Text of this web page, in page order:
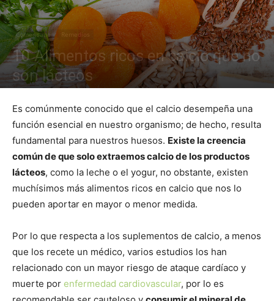
Comer sano Remedios
10 Alimentos ricos en calcio que no
son lácteos
Es comúnmente conocido que el calcio desempeña una
función esencial en nuestro organismo; de hecho, resulta
fundamental para nuestros huesos. Existe la creencia
común de que solo extraemos calcio de los productos
lácteos, como la leche o el yogur, no obstante, existen
muchísimos más alimentos ricos en calcio que nos lo
pueden aportar en mayor o menor medida.
Por lo que respecta a los suplementos de calcio, a menos
que los recete un médico, varios estudios los han
relacionado con un mayor riesgo de ataque cardíaco y
muerte por enfermedad cardiovascular, por lo es